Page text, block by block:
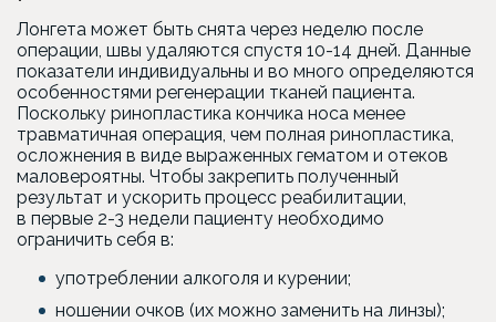
Лонгета может быть снята через неделю после
операции, швы удаляются спустя 10-14 дней. Данные
показатели индивидуальны и во много определяются
особенностями регенерации тканей пациента.
Поскольку ринопластика кончика носа менее
травматичная операция, чем полная ринопластика,
осложнения в виде выраженных гематом и отеков
маловероятны. Чтобы закрепить полученный
результат и ускорить процесс реабилитации,
в первые 2-3 недели пациенту необходимо
ограничить себя в:
употреблении алкоголя и курении;
ношении очков (их можно заменить на линзы);